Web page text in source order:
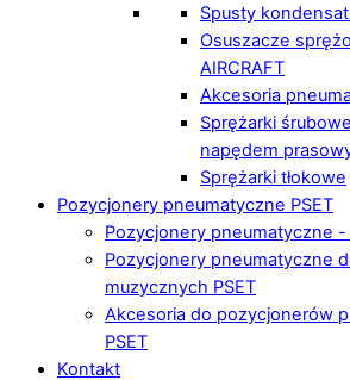
Spusty
Osuszacze
AIRCRAFT
Akcesoria
Sprężarki
napędem
Sprężarki tłokowe
Pozycjonery pneumatyczne PSET
Pozycjonery pneumatyczne
Pozycjonery pneumatyczne
muzycznych PSET
Akcesoria do pozycjonerów
PSET
Kontakt